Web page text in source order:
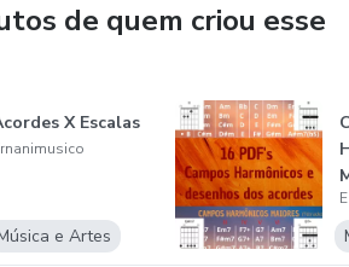
e pós Graduado em Educação
Musical.
de quem criou esse
X Escalas
e Artes